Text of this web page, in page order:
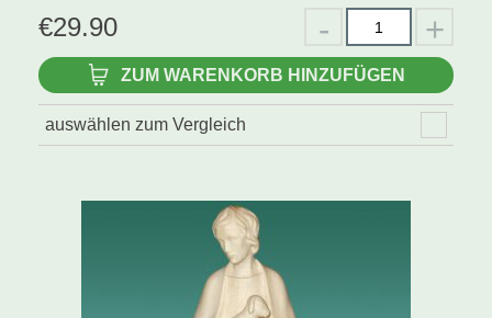
€29.90
ZUM WARENKORB HINZUFÜGEN
auswählen zum Vergleich